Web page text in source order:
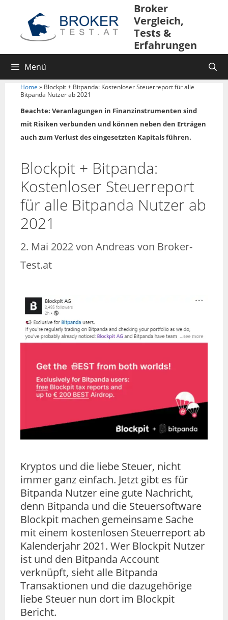
Broker
Vergleich,
Tests &
Erfahrungen
Menü
Home » Blockpit + Bitpanda: Kostenloser Steuerreport für alle
Bitpanda Nutzer ab 2021
Beachte: Veranlagungen in Finanzinstrumenten sind
mit Risiken verbunden und können neben den Erträgen
auch zum Verlust des eingesetzten Kapitals führen.
Blockpit + Bitpanda:
Kostenloser Steuerreport
für alle Bitpanda Nutzer ab
2021
2. Mai 2022von Andreas von Broker-
Test.at
Kryptos und die liebe Steuer, nicht
immer ganz einfach. Jetzt gibt es für
Bitpanda Nutzer eine gute Nachricht,
denn Bitpanda und die Steuersoftware
Blockpit machen gemeinsame Sache
mit einem kostenlosen Steuerreport ab
Kalenderjahr 2021. Wer Blockpit Nutzer
ist und den Bitpanda Account
verknüpft, sieht alle Bitpanda
Transaktionen und die dazugehörige
liebe Steuer nun dort im Blockpit
Bericht.